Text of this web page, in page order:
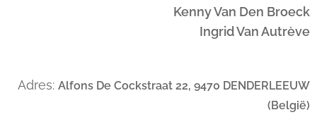
Kenny Van Den Broeck
Ingrid Van Autrève
Adres: Alfons De Cockstraat 22, 9470 DENDERLEEUW
(België)